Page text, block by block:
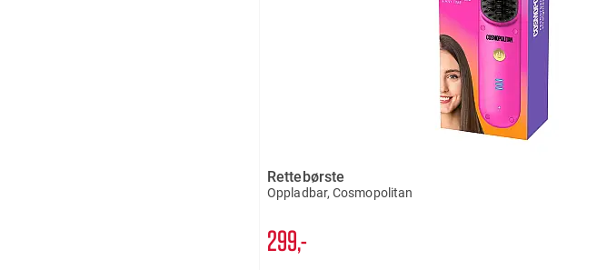
Rettebørste
Oppladbar, Cosmopolitan
299,-